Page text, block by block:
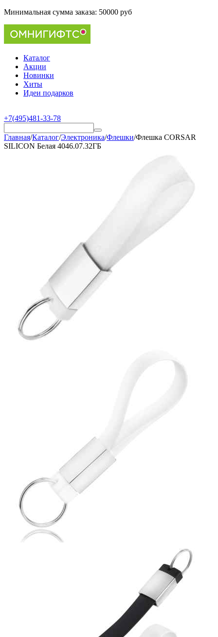
Минимальная сумма заказа: 50000 руб
Каталог
Акции
Новинки
Хиты
Идеи подарков
+7(495)481-33-78
Главная/Каталог/Электроника/Флешки/Флешка CORSAR
SILICON Белая 4046.07.32ГБ